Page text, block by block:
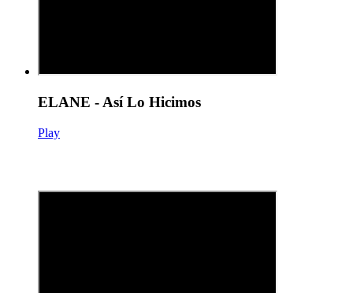
ELANE - Así Lo Hicimos
Play